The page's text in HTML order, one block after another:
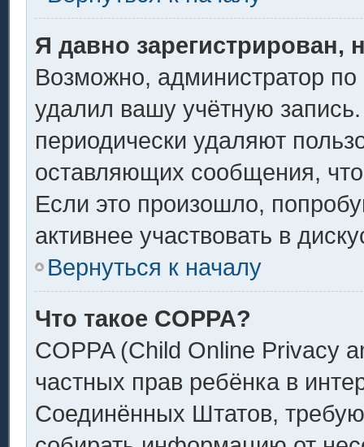
Я давно зарегистрирован,
Возможно, администратор по
удалил вашу учётную
периодически удаляют
оставляющих сообщения,
Если это произошло,
активнее участвовать в
Вернуться к началу
Что такое COPPA?
COPPA (Child Online Privacy
частных прав ребёнка в
Соединённых Штатов,